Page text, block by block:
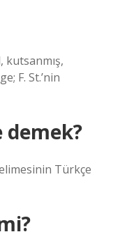
kutsanmış,
F. St.’nin
demek?
Türkçe